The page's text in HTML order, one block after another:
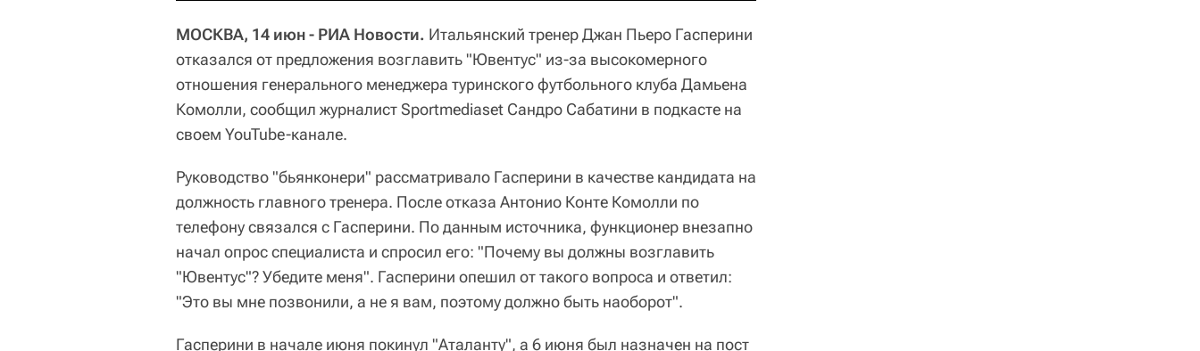
МОСКВА, 14 июн - РИА Новости. Итальянский тренер Джан Пьеро Гасперини
отказался от предложения возглавить "Ювентус" из-за высокомерного
отношения генерального менеджера туринского футбольного клуба Дамьена
Комолли, сообщил журналист Sportmediaset Сандро Сабатини в подкасте на
своем YouTube-канале.
Руководство "бьянконери" рассматривало Гасперини в качестве кандидата на
должность главного тренера. После отказа Антонио Конте Комолли по
телефону связался с Гасперини. По данным источника, функционер внезапно
начал опрос специалиста и спросил его: "Почему вы должны возглавить
"Ювентус"? Убедите меня". Гасперини опешил от такого вопроса и ответил:
"Это вы мне позвонили, а не я вам, поэтому должно быть наоборот".
Гасперини в начале июня покинул "Аталанту", а 6 июня был назначен на пост